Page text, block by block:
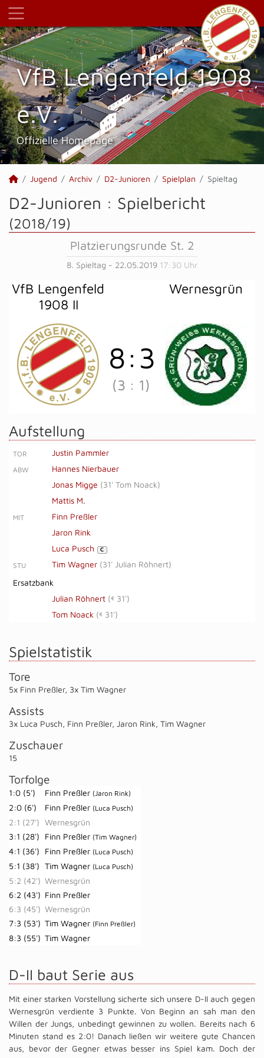
VfB Lengenfeld 1908
e.V.
Offizielle Homepage
Jugend Archiv D2-Junioren Spielplan Spieltag
D2-Junioren : Spielbericht
(2018/19)
Platzierungsrunde St. 2
8. Spieltag - 22.05.2019 17:30 Uhr
VfB Lengenfeld
1908 II
Wernesgrün
8: 3
(3 : 1)
Aufstellung
TOR Justin Pammler
ABW
Hannes Nierbauer
Jonas Migge (31' Tom Noack)
Mattis M.
MIT
Finn Preßler
Jaron Rink
Luca Pusch
C
STU Tim Wagner (31' Julian Röhnert)
Ersatzbank
Julian Röhnert (
31')
Tom Noack ( 31')
Spielstatistik
Tore
5x Finn Preßler, 3x Tim Wagner
Assists
3x Luca Pusch, Finn Preßler, Jaron Rink, Tim Wagner
Zuschauer
15
Torfolge
1:0 (5') Finn Preßler (Jaron Rink)
2:0 (6') Finn Preßler (Luca Pusch)
2:1 (27') Wernesgrün
3:1 (28')
Finn Preßler (Tim Wagner)
4:1 (36') Finn Preßler (Luca Pusch)
5:1 (38') Tim Wagner (Luca Pusch)
5:2 (42') Wernesgrün
6:2 (43') Finn Preßler
6:3 (45') Wernesgrün
7:3 (53') Tim Wagner (Finn Preßler)
8:3 (55') Tim Wagner
D-II baut Serie aus
Mit einer starken Vorstellung sicherte sich unsere D-II auch gegen
Wernesgrün verdiente 3 Punkte. Von Beginn an sah man den
Willen der Jungs, unbedingt gewinnen zu wollen. Bereits nach 6
Minuten stand es 2:0! Danach ließen wir weitere gute Chancen
aus, bevor der Gegner etwas besser ins Spiel kam. Doch der